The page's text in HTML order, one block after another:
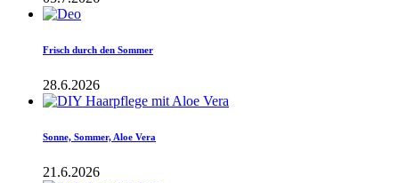
Frisch durch den Sommer
28.6.2026
Sonne, Sommer, Aloe Vera
21.6.2026